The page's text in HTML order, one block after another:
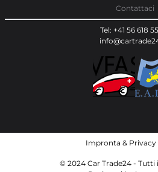
Contattaci
Tel: +41 56 618
Impronta &
© 2024 Car Trade24 -